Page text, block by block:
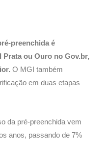
preenchida é
Prata ou Ouro no Gov.br,
O MGI também
em duas etapas
da pré-preenchida vem
anos, passando de 7%